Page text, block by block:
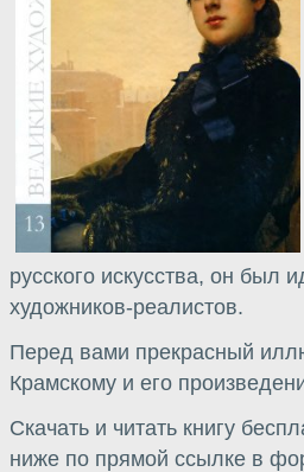
русского искусства, он был
художников-реалистов.
Перед вами прекрасный
Крамскому и его
Скачать и читать книгу
ниже по прямой ссылке в